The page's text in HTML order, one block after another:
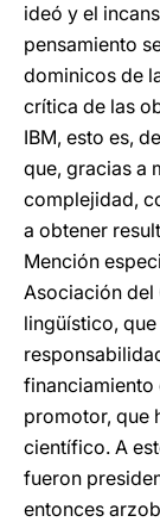
ideó y el
pensamiento
dominicos de
crítica de las
IBM, esto es,
que, gracias a
complejidad,
a obtener
Mención
Asociación del
lingüístico,
financiamiento
promotor, que
científico. A
fueron
entonces